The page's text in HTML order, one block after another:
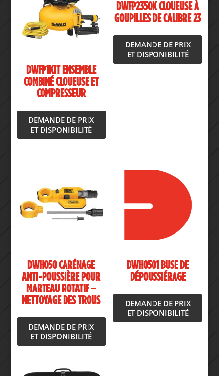
DWFP1KIT ENSEMBLE
COMBINÉ CLOUEUSE ET
COMPRESSEUR
DEMANDE DE PRIX
ET DISPONIBILITÉ
DWFP2350K CLOUEUSE À
GOUPILLES DE CALIBRE 23
DEMANDE DE PRIX
ET DISPONIBILITÉ
DWH050 CARÉNAGE
ANTI-POUSSIÈRE POUR
MARTEAU ROTATIF –
NETTOYAGE DES TROUS
DEMANDE DE PRIX
ET DISPONIBILITÉ
DWH0501 BUSE DE
DÉPOUSSIÉRAGE
DEMANDE DE PRIX
ET DISPONIBILITÉ